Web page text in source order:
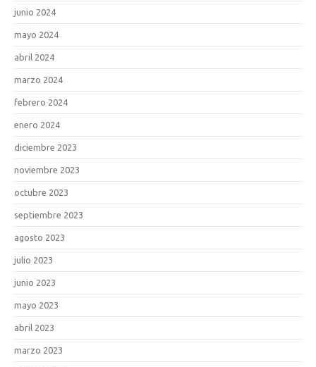
junio 2024
mayo 2024
abril 2024
marzo 2024
febrero 2024
enero 2024
diciembre 2023
noviembre 2023
octubre 2023
septiembre 2023
agosto 2023
julio 2023
junio 2023
mayo 2023
abril 2023
marzo 2023